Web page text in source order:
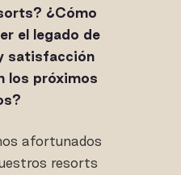
¿Cómo
el legado de
satisfacción
los próximos
afortunados
resorts